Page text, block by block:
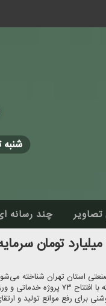
شنبه تا
تصاویر چند رسانه
استان تهران شناخته
رویداد بزرگ اقتصادی و عمرانی